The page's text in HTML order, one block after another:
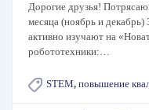
Дорогие друзья!
месяца (ноябрь и декабрь)
активно изучают на
робототехники:…
STEM, повышение